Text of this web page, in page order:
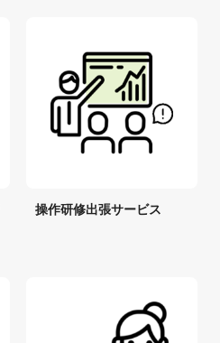
操作研修出張サービス